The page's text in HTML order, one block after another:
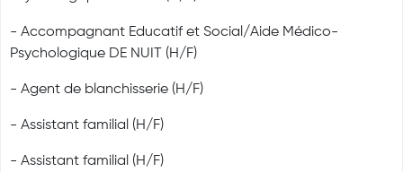
- Accompagnant Educatif et Social/Aide Médico-
Psychologique DE NUIT (H/F)
- Agent de blanchisserie (H/F)
- Assistant familial (H/F)
- Assistant familial (H/F)